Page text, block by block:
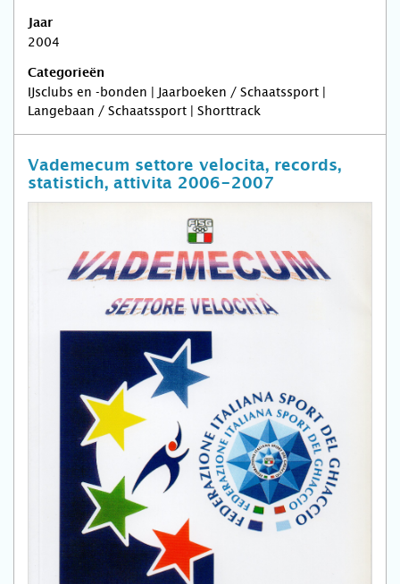
Jaar
2004
Categorieën
IJsclubs en -bonden | Jaarboeken / Schaatssport |
Langebaan / Schaatssport | Shorttrack
Vademecum settore velocita, records,
statistich, attivita 2006-2007